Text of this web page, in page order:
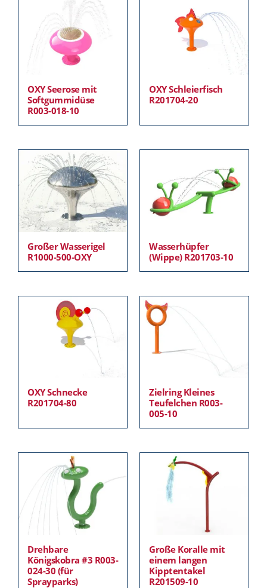
OXY Seerose mit
Softgummidüse
R003-018-10
OXY Schleierfisch
R201704-20
Großer Wasserigel
R1000-500-OXY
Wasserhüpfer
(Wippe) R201703-10
OXY Schnecke
R201704-80
Zielring Kleines
Teufelchen R003-
005-10
Drehbare
Königskobra #3 R003-
024-30 (für
Sprayparks)
Große Koralle mit
einem langen
Kipptentakel
R201509-10